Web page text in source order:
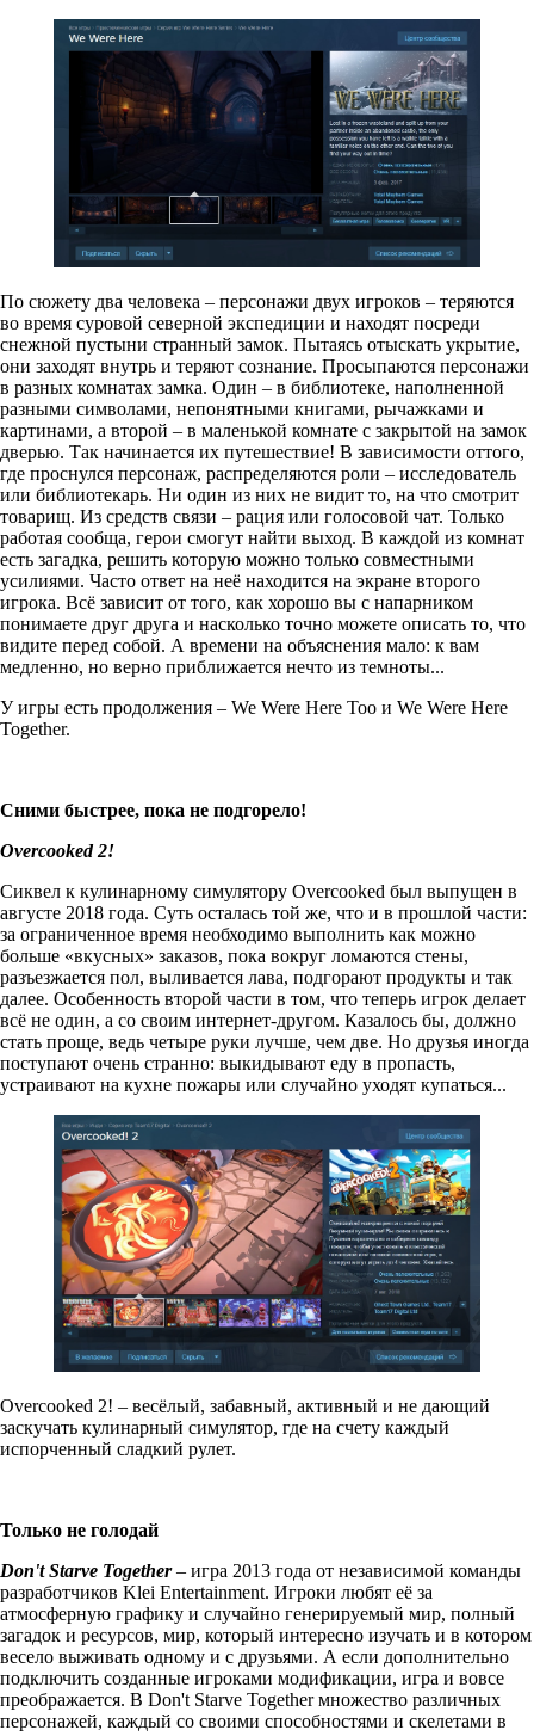
По сюжету два человека – персонажи двух игроков – теряются
во время суровой северной экспедиции и находят посреди
снежной пустыни странный замок. Пытаясь отыскать укрытие,
они заходят внутрь и теряют сознание. Просыпаются персонажи
в разных комнатах замка. Один – в библиотеке, наполненной
разными символами, непонятными книгами, рычажками и
картинами, а второй – в маленькой комнате с закрытой на замок
дверью. Так начинается их путешествие! В зависимости оттого,
где проснулся персонаж, распределяются роли – исследователь
или библиотекарь. Ни один из них не видит то, на что смотрит
товарищ. Из средств связи – рация или голосовой чат. Только
работая сообща, герои смогут найти выход. В каждой из комнат
есть загадка, решить которую можно только совместными
усилиями. Часто ответ на неё находится на экране второго
игрока. Всё зависит от того, как хорошо вы с напарником
понимаете друг друга и насколько точно можете описать то, что
видите перед собой. А времени на объяснения мало: к вам
медленно, но верно приближается нечто из темноты...
У игры есть продолжения – We Were Here Too и We Were Here
Together.
Сними быстрее, пока не подгорело!
Overcooked2!
Сиквел к кулинарному симулятору Overcooked был выпущен в
августе 2018 года. Суть осталась той же, что и в прошлой части:
за ограниченное время необходимо выполнить как можно
больше «вкусных» заказов, пока вокруг ломаются стены,
разъезжается пол, выливается лава, подгорают продукты и так
далее. Особенность второй части в том, что теперь игрок делает
всё не один, а со своим интернет-другом. Казалось бы, должно
стать проще, ведь четыре руки лучше, чем две. Но друзья иногда
поступают очень странно: выкидывают еду в пропасть,
устраивают на кухне пожары или случайно уходят купаться...
Overcooked 2! – весёлый, забавный, активный и не дающий
заскучать кулинарный симулятор, где на счету каждый
испорченный сладкий рулет.
Только не голодай
Don't Starve Together– игра 2013 года от независимой команды
разработчиков Klei Entertainment. Игроки любят её за
атмосферную графику и случайно генерируемый мир, полный
загадок и ресурсов, мир, который интересно изучать и в котором
весело выживать одному и с друзьями. А если дополнительно
подключить созданные игроками модификации, игра и вовсе
преображается. В Don't Starve Together множество различных
персонажей, каждый со своими способностями и скелетами в